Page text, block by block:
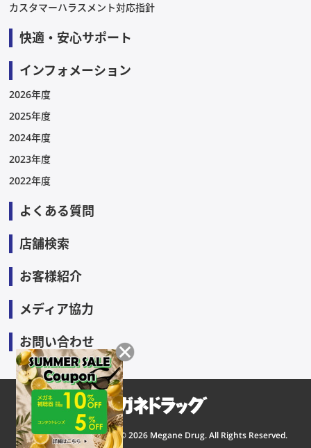
カスタマーハラスメント対応指針
快適・安心サポート
インフォメーション
2026年度
2025年度
2024年度
2023年度
2022年度
よくある質問
店舗検索
お客様紹介
メディア協力
お問い合わせ
Copyright © 2026 Megane Drug. All Rights Reserved.